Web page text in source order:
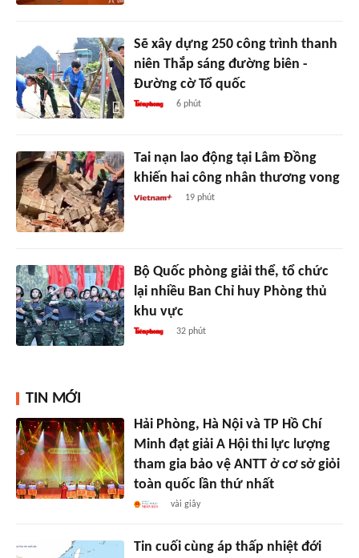
Sẽ xây dựng 250 công trình thanh
niên Thắp sáng đường biên -
Đường cờ Tổ quốc
6 phút
Tai nạn lao động tại Lâm Đồng
khiến hai công nhân thương vong
19 phút
Bộ Quốc phòng giải thể, tổ chức
lại nhiều Ban Chỉ huy Phòng thủ
khu vực
32 phút
TIN MỚI
Hải Phòng, Hà Nội và TP Hồ Chí
Minh đạt giải A Hội thi lực lượng
tham gia bảo vệ ANTT ở cơ sở giỏi
toàn quốc lần thứ nhất
vài giây
Tin cuối cùng áp thấp nhiệt đới